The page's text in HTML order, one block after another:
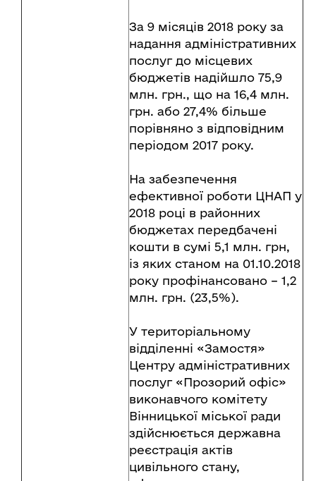
За 9 місяців 2018 року за
надання адміністративних
послуг до місцевих
бюджетів надійшло 75,9
млн. грн., що на 16,4 млн.
грн. або 27,4% більше
порівняно з відповідним
періодом 2017 року.
На забезпечення
ефективної роботи ЦНАП у
2018 році в районних
бюджетах передбачені
кошти в сумі 5,1 млн. грн,
із яких станом на 01.10.2018
року профінансовано – 1,2
млн. грн. (23,5%).
У територіальному
відділенні «Замостя»
Центру адміністративних
послуг «Прозорий офіс»
виконавчого комітету
Вінницької міської ради
здійснюється державна
реєстрація актів
цивільного стану,